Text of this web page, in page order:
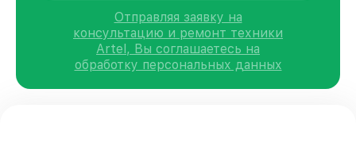
Отправляя заявку на
консультацию и ремонт техники
Artel, Вы соглашаетесь на
обработку персональных данных